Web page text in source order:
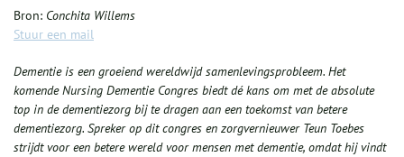
Bron: Conchita Willems
Stuur een mail
Dementie is een groeiend wereldwijd samenlevingsprobleem. Het
komende Nursing Dementie Congres biedt dé kans om met de absolute
top in de dementiezorg bij te dragen aan een toekomst van betere
dementiezorg. Spreker op dit congres en zorgvernieuwer Teun Toebes
strijdt voor een betere wereld voor mensen met dementie, omdat hij vindt